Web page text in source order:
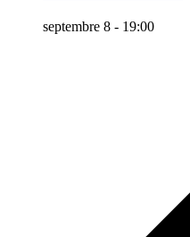
septembre 8 - 19:00